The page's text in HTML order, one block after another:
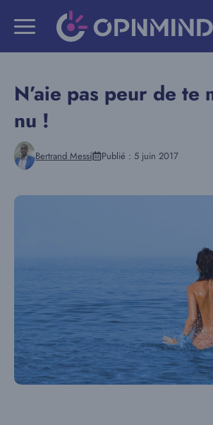
N’aie pas peur de te
nu !
Bertrand Messi Publié : 5 juin 2017